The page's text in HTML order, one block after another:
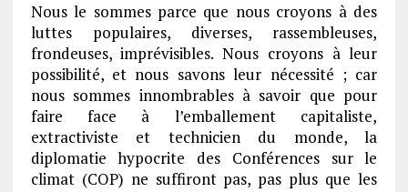
Nous le sommes parce que nous croyons à des
luttes populaires, diverses, rassembleuses,
frondeuses, imprévisibles. Nous croyons à leur
possibilité, et nous savons leur nécessité ; car
nous sommes innombrables à savoir que pour
faire face à l’emballement capitaliste,
extractiviste et technicien du monde, la
diplomatie hypocrite des Conférences sur le
climat (COP) ne suffiront pas, pas plus que les